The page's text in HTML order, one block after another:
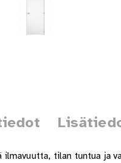
tilan tuntua ja